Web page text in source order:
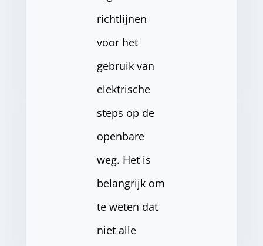
richtlijnen
voor het
gebruik van
elektrische
steps op de
openbare
weg. Het is
belangrijk om
te weten dat
niet alle